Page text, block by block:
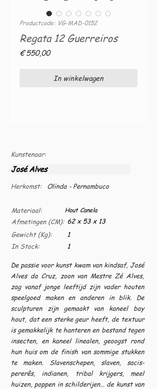
Productcode: VG-MAD-0152
Regata 12 Guerreiros
€ 550,00Prijs
In winkelwagen
Kunstenaar:
José Alves
Herkomst: Olinda - Pernambuco
Materiaal:
Afmetingen (CM):
Gewicht (Kg):
In Stock:
Hout Canela
62 x 53 x 13
1
1
De passie voor kunst kwam van kindsaf, José
Alves da Cruz, zoon van Mestre Zé Alves,
zag vanaf jonge leeftijd zijn vader houten
speelgoed maken en anderen in blik. De
sculpturen zijn gemaakt van kaneel bay
hout, dat een sterke geur heeft, de textuur
is gemakkelijk te hanteren en bestand tegen
insecten, en kaneel linealen, geoogst rond
hun huis om de finish van sommige stukken
te maken. Slavenschepen, slaven, sacis-
pererês, indianen, tribal krijgers, meel
huizen, poppen in schilderijen... de kunst van